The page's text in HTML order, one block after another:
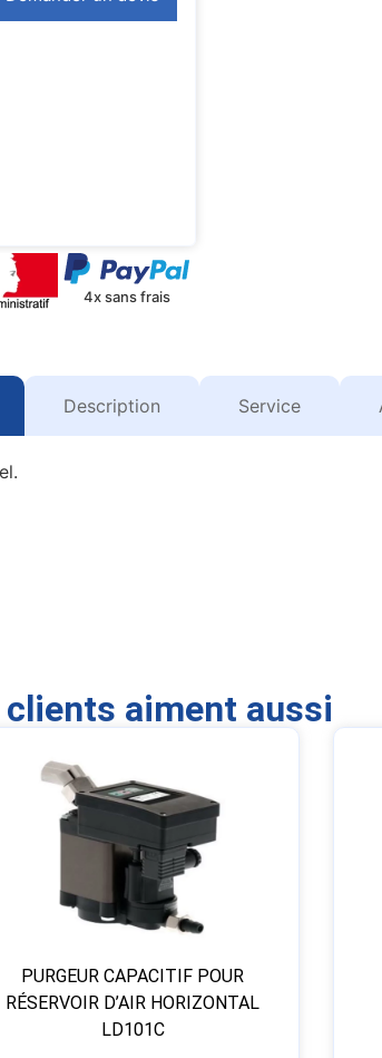
4x sans frais
Description Service
clients aiment aussi
PURGEUR CAPACITIF POUR
RÉSERVOIR D’AIR HORIZONTAL
LD101C